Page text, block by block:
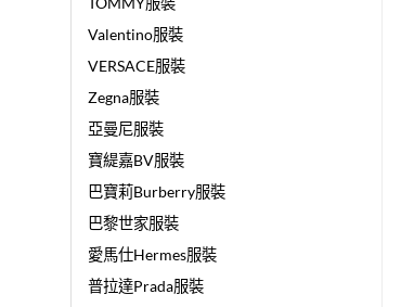
Valentino服裝
VERSACE服裝
Zegna服裝
亞曼尼服裝
寶緹嘉BV服裝
巴寶莉Burberry服裝
巴黎世家服裝
愛馬仕Hermes服裝
普拉達Prada服裝